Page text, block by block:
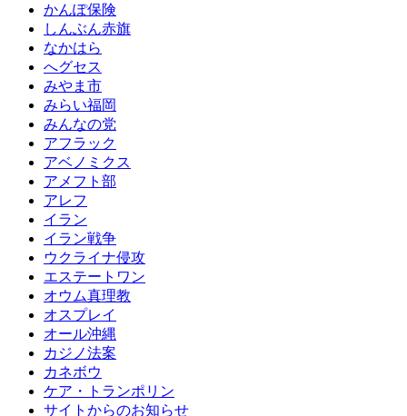
かんぽ保険
しんぶん赤旗
なかはら
へグセス
みやま市
みらい福岡
みんなの党
アフラック
アベノミクス
アメフト部
アレフ
イラン
イラン戦争
ウクライナ侵攻
エステートワン
オウム真理教
オスプレイ
オール沖縄
カジノ法案
カネボウ
ケア・トランポリン
サイトからのお知らせ